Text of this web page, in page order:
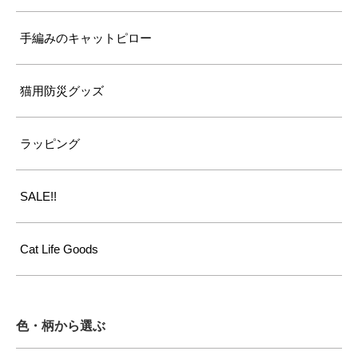
手編みのキャットピロー
猫用防災グッズ
ラッピング
SALE!!
Cat Life Goods
色・柄から選ぶ